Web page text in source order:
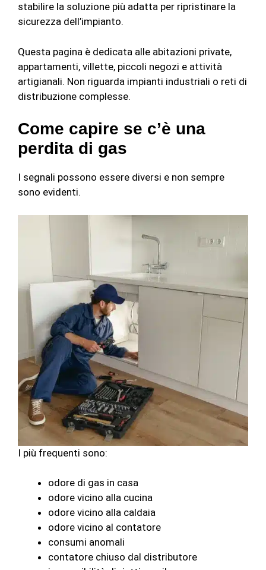
stabilire la soluzione più adatta per ripristinare la
sicurezza dell’impianto.
Questa pagina è dedicata alle abitazioni private,
appartamenti, villette, piccoli negozi e attività
artigianali. Non riguarda impianti industriali o reti di
distribuzione complesse.
Come capire se c’è una
perdita di gas
I segnali possono essere diversi e non sempre
sono evidenti.
I più frequenti sono:
odore di gas in casa
odore vicino alla cucina
odore vicino alla caldaia
odore vicino al contatore
consumi anomali
contatore chiuso dal distributore